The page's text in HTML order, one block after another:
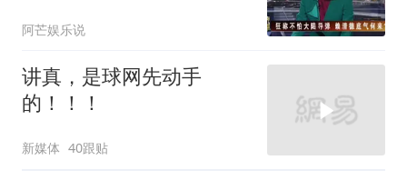
阿芒娱乐说
讲真，是球网先动手
的！！！
新媒体 40跟贴